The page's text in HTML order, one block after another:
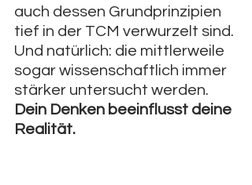
auch dessen Grundprinzipien
tief in der TCM verwurzelt sind.
Und natürlich: die mittlerweile
sogar wissenschaftlich immer
stärker untersucht werden.
Dein Denken beeinflusst deine
Realität.